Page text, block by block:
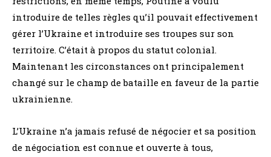
introduire de telles règles qu’il pouvait effectivement
gérer l’Ukraine et introduire ses troupes sur son
territoire. C’était à propos du statut colonial.
Maintenant les circonstances ont principalement
changé sur le champ de bataille en faveur de la partie
ukrainienne.
L’Ukraine n’a jamais refusé de négocier et sa position
de négociation est connue et ouverte à tous,